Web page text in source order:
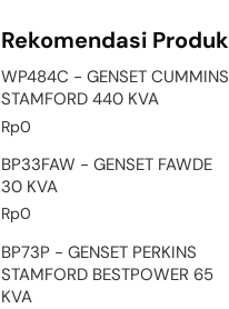
Rekomendasi Produk
WP484C - GENSET CUMMINS
STAMFORD 440 KVA
Rp0
BP33FAW - GENSET FAWDE
30 KVA
Rp0
BP73P - GENSET PERKINS
STAMFORD BESTPOWER 65
KVA